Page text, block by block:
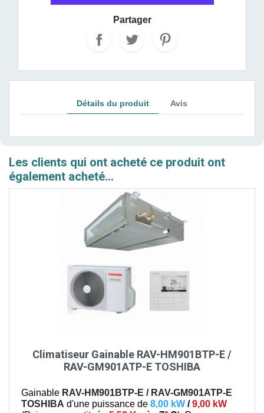
Partager
Détails du produit Avis
Les clients qui ont acheté ce produit ont
également acheté...
Climatiseur Gainable RAV-HM901BTP-E /
RAV-GM901ATP-E TOSHIBA
Gainable RAV-HM901BTP-E / RAV-GM901ATP-E
TOSHIBA d'une puissance de 8,00 kW /9,00 kW